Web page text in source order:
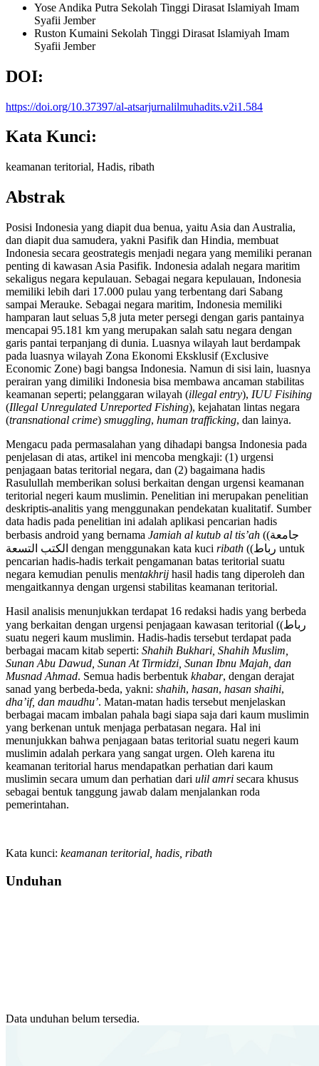
Yose Andika Putra Sekolah Tinggi Dirasat Islamiyah Imam
Syafii Jember
Ruston Kumaini Sekolah Tinggi Dirasat Islamiyah Imam
Syafii Jember
DOI:
https://doi.org/10.37397/al-atsarjurnalilmuhadits.v2i1.584
Kata Kunci:
keamanan teritorial, Hadis, ribath
Abstrak
Posisi Indonesia yang diapit dua benua, yaitu Asia dan Australia,
dan diapit dua samudera, yakni Pasifik dan Hindia, membuat
Indonesia secara geostrategis menjadi negara yang memiliki peranan
penting di kawasan Asia Pasifik. Indonesia adalah negara maritim
sekaligus negara kepulauan. Sebagai negara kepulauan, Indonesia
memiliki lebih dari 17.000 pulau yang terbentang dari Sabang
sampai Merauke. Sebagai negara maritim, Indonesia memiliki
hamparan laut seluas 5,8 juta meter persegi dengan garis pantainya
mencapai 95.181 km yang merupakan salah satu negara dengan
garis pantai terpanjang di dunia. Luasnya wilayah laut berdampak
pada luasnya wilayah Zona Ekonomi Eksklusif (Exclusive
Economic Zone) bagi bangsa Indonesia. Namun di sisi lain, luasnya
perairan yang dimiliki Indonesia bisa membawa ancaman stabilitas
keamanan seperti; pelanggaran wilayah (illegal entry), IUU Fisihing
(Illegal Unregulated Unreported Fishing), kejahatan lintas negara
(transnational crime) smuggling, human trafficking, dan lainya.
Mengacu pada permasalahan yang dihadapi bangsa Indonesia pada
penjelasan di atas, artikel ini mencoba mengkaji: (1) urgensi
penjagaan batas teritorial negara, dan (2) bagaimana hadis
Rasulullah memberikan solusi berkaitan dengan urgensi keamanan
teritorial negeri kaum muslimin. Penelitian ini merupakan penelitian
deskriptis-analitis yang menggunakan pendekatan kualitatif. Sumber
data hadis pada penelitian ini adalah aplikasi pencarian hadis
berbasis android yang bernama Jamiah al kutub al tis’ah ((جامعة
الكتب التسعة dengan menggunakan kata kuci ribath ((رباط untuk
pencarian hadis-hadis terkait pengamanan batas teritorial suatu
negara kemudian penulis mentakhrij hasil hadis tang diperoleh dan
mengaitkannya dengan urgensi stabilitas keamanan teritorial.
Hasil analisis menunjukkan terdapat 16 redaksi hadis yang berbeda
yang berkaitan dengan urgensi penjagaan kawasan teritorial ((رباط
suatu negeri kaum muslimin. Hadis-hadis tersebut terdapat pada
berbagai macam kitab seperti: Shahih Bukhari Shahih Muslim,
Sunan Abu Dawud, Sunan At Tirmidzi , Sunan Ibnu Majah, dan
Musnad Ahmad. Semua hadis berbentuk khabar, dengan derajat
sanad yang berbeda-beda, yakni: shahih, hasan, hasan shaihi,
dha’if, dan maudhu’. Matan-matan hadis tersebut menjelaskan
berbagai macam imbalan pahala bagi siapa saja dari kaum muslimin
yang berkenan untuk menjaga perbatasan negara. Hal ini
menunjukkan bahwa penjagaan batas teritorial suatu negeri kaum
muslimin adalah perkara yang sangat urgen. Oleh karena itu
keamanan teritorial harus mendapatkan perhatian dari kaum
muslimin secara umum dan perhatian dari ulil amri secara khusus
sebagai bentuk tanggung jawab dalam menjalankan roda
pemerintahan.
Kata kunci: keamanan teritorial, hadis, ribath
Unduhan
Data unduhan belum tersedia.